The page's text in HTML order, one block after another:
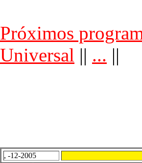
Próximos
Universal || ... ||
, -12-2005